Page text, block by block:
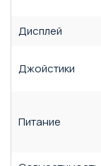
Дисплей
Джойстики
Питание